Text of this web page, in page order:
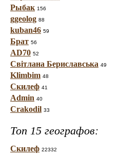
Рыбак 156
ggeolog 88
kuban46 59
Брат 56
AD70 52
Світлана Бериславська 49
Klimbim 48
Скилеф 41
Admin 40
Crakodil 33
Топ 15 географов:
Скилеф 22332